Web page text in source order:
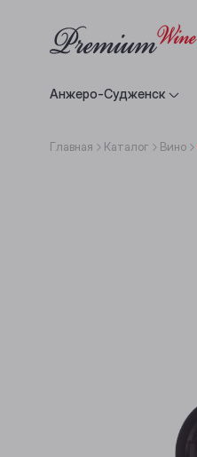
Анжеро-Судженск
Главная Каталог Вино